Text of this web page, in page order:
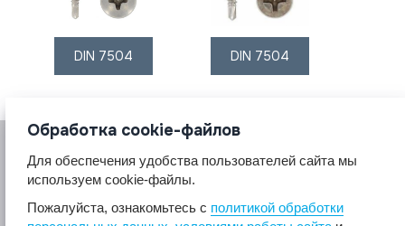
DIN 7504 DIN 7504
Обработка cookie-файлов
Для обеспечения удобства пользователей сайта мы
используем cookie-файлы.
Пожалуйста, ознакомьтесь с политикой обработки